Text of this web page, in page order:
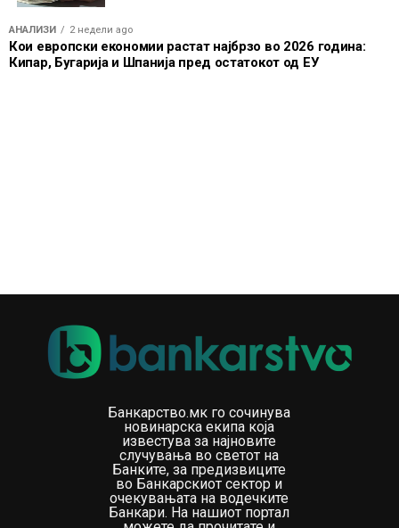
На спротивната страна е Естонија, која бележи
најголем пад и се спушта од 16. на 26. место. Летонија,
Чешка и Кипар, пак, губат по четири позиции на
да се купат со тие приходи и во колкава мера растот
живот.
Најновите податоци ја вбројуваат Северна Македонија
моќ во Европа во текот на 2026 година. Иако земјата
и понатаму е под нивото на најразвиените европски
економии според висината на минималната плата,
нејзината реална вредност е повисока кога ќе се
земат предвид разликите во цените.
АНАЛИЗИ 2 недели ago
Кои европски економии растат најбрзо во 2026 година:
Кипар, Бугарија и Шпанија пред остатокот од ЕУ
Банкарство.мк го сочинува
новинарска екипа која
известува за најновите
случувања во светот на
Банките, за предизвиците
во Банкарскиот сектор и
очекувањата на водечките
Банкари. На нашиот портал